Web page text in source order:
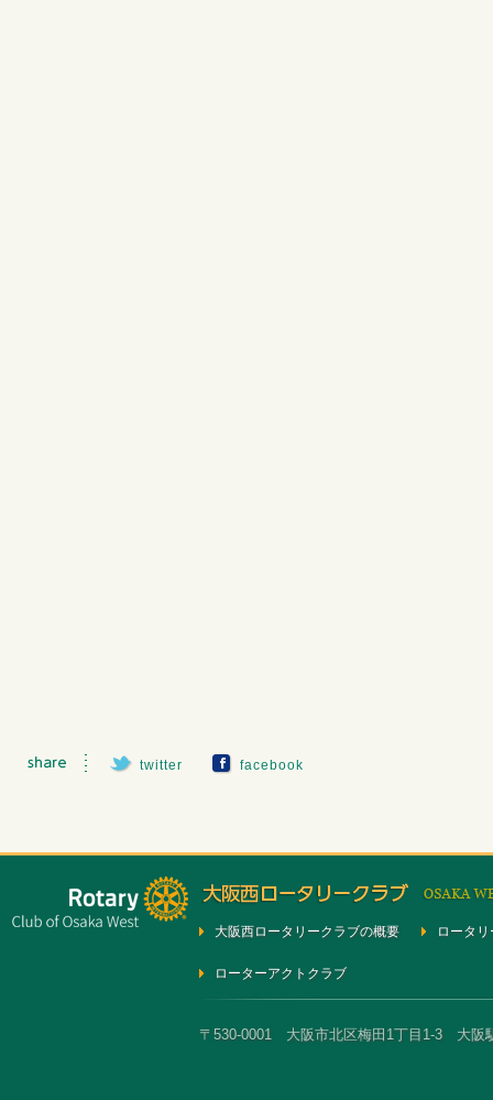
twitter facebook
大阪西ロータリークラブの概要 ロータ
ローターアクトクラブ
〒530-0001 大阪市北区梅田1丁目1-3 大阪